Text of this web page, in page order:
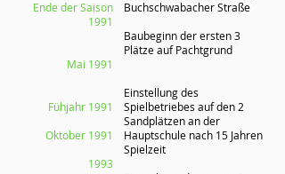
Ende der Saison
1991
Mai 1991
Fühjahr 1991
Oktober 1991
1993
Buchschwabacher Straße
Baubeginn der ersten 3
Plätze auf Pachtgrund
Einstellung des
Spielbetriebes auf den 2
Sandplätzen an der
Hauptschule nach 15 Jahren
Spielzeit